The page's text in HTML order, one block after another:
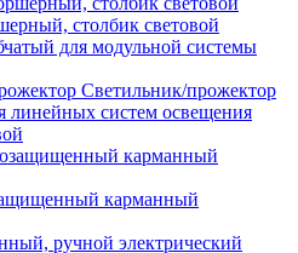
столбик световой
для модульной системы
Светильник/прожектор
линейных систем освещения
карманный